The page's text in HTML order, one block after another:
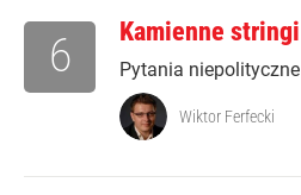
Kamienne stringi
Pytania niepolityczne
6
Wiktor Ferfecki